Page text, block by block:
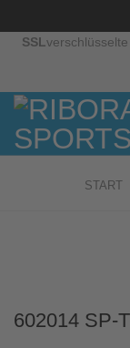
ZumSSL
START
602014 SP-